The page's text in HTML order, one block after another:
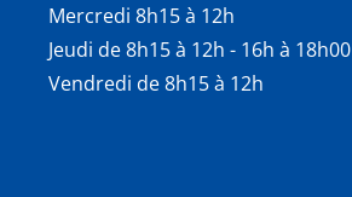
Mercredi 8h15 à 12h
Jeudi de 8h15 à 12h - 16h à 18h00
Vendredi de 8h15 à 12h